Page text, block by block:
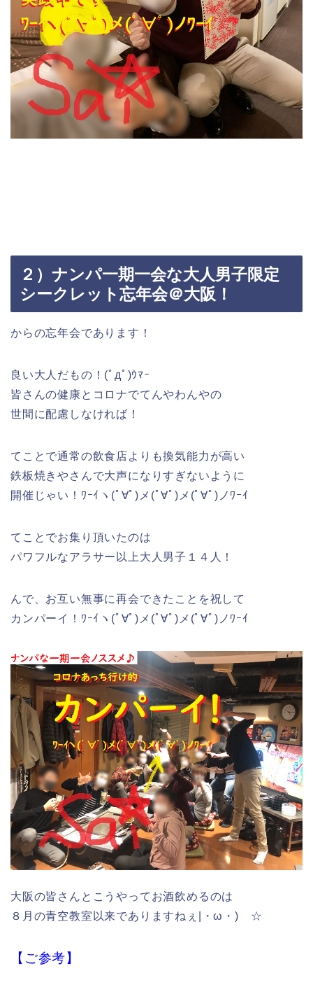
２）ナンパ一期一会な大人男子限定
シークレット忘年会＠大阪！
からの忘年会であります！
良い大人だもの！(ﾟдﾟ)ｳﾏｰ
皆さんの健康とコロナでてんやわんやの
世間に配慮しなければ！
てことで通常の飲食店よりも換気能力が高い
鉄板焼きやさんで大声になりすぎないように
開催じゃい！ﾜｰｲヽ(ﾟ∀ﾟ)メ(ﾟ∀ﾟ)メ(ﾟ∀ﾟ)ノﾜｰｲ
てことでお集り頂いたのは
パワフルなアラサー以上大人男子１４人！
んで、お互い無事に再会できたことを祝して
カンパーイ！ﾜｰｲヽ(ﾟ∀ﾟ)メ(ﾟ∀ﾟ)メ(ﾟ∀ﾟ)ノﾜｰｲ
大阪の皆さんとこうやってお酒飲めるのは
８月の青空教室以来でありますねぇ|・ω・)ゝ☆
【ご参考】